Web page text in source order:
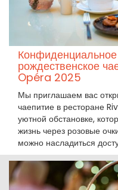
рождественское
Opéra 2025
Мы приглашаем вас
чаепитие в ресторане
уютной обстановке,
жизнь через розовые
можно насладиться